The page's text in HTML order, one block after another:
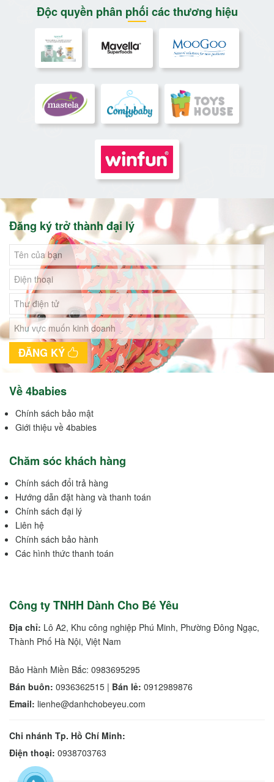
Độc quyền phân phối các thương hiệu
Đăng ký trở thành đại lý
ĐĂNG KÝ
Về 4babies
Chính sách bảo mật
Giới thiệu về 4babies
Chăm sóc khách hàng
Chính sách đổi trả hàng
Hướng dẫn đặt hàng và thanh toán
Chính sách đại lý
Liên hệ
Chính sách bảo hành
Các hình thức thanh toán
Công ty TNHH Dành Cho Bé Yêu
Địa chỉ: Lô A2, Khu công nghiệp Phú Minh, Phường Đông Ngạc,
Thành Phố Hà Nội, Việt Nam
Bảo Hành Miền Bắc: 0983695295
Bán buôn: 0936362515 | Bán lẻ: 0912989876
Email: lienhe@danhchobeyeu.com
Chi nhánh Tp. Hồ Chí Minh:
Điện thoại: 0938703763